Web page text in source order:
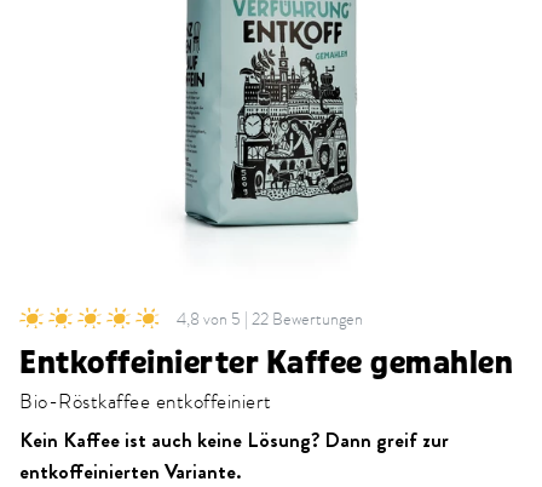
4,8 von 5 | 22 Bewertungen
Entkoffeinierter Kaffee gemahlen
Bio-Röstkaffee entkoffeiniert
Kein Kaffee ist auch keine Lösung? Dann greif zur
entkoffeinierten Variante.